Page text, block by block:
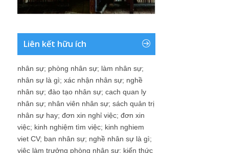
Liên kết hữu ích
nhân sự; phòng nhân sự; làm nhân sự;
nhân sự là gì; xác nhận nhân sự; nghề
nhân sự; đào tạo nhân sự; cach quan ly
nhân sự; nhân viên nhân sự; sách quản trị
nhân sự hay; đơn xin nghỉ việc; đơn xin
việc; kinh nghiệm tìm việc; kinh nghiem
viet CV; ban nhân sự; nghề nhân sự là gì;
việc làm trưởng phòng nhân sự; kiến thức